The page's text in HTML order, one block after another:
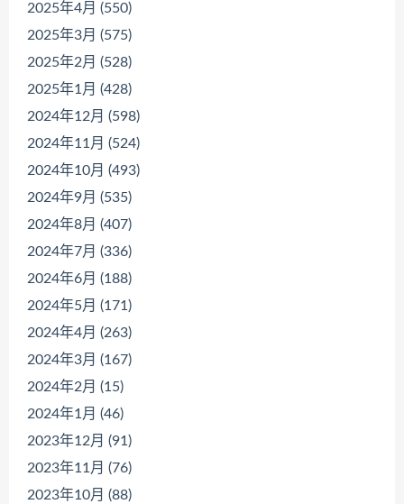
2025年4月 (550)
2025年3月 (575)
2025年2月 (528)
2025年1月 (428)
2024年12月 (598)
2024年11月 (524)
2024年10月 (493)
2024年9月 (535)
2024年8月 (407)
2024年7月 (336)
2024年6月 (188)
2024年5月 (171)
2024年4月 (263)
2024年3月 (167)
2024年2月 (15)
2024年1月 (46)
2023年12月 (91)
2023年11月 (76)
2023年10月 (88)